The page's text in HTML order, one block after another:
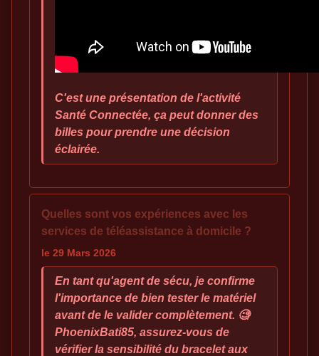
C'est une présentation de l'activité
Santé Connectée, ça peut donner des
billes pour prendre une décision
éclairée.
Quelles sont vos expériences avec les
services de téléassistance à domicile ?
le 29 Mars 2026
En tant qu'agent de sécu, je confirme
l'importance de bien tester le matériel
avant de le valider complètement. 🧐
PhoenixBati85, assurez-vous de
vérifier la sensibilité du bracelet aux